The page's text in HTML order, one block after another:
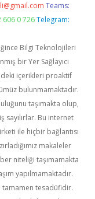
Teams:
606 0 726 Telegram:
Bilgi Teknolojileri
bir Yer Sağlayıcı
içerikleri proaktif
bulunmamaktadır.
taşımakta olup,
sayılırlar. Bu internet
ile hiçbir bağlantısı
makaleler
niteliği taşımamakta
yapılmamaktadır.
tamamen tesadüfidir.